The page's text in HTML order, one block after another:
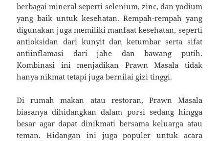
berbagai mineral seperti selenium, zinc, dan yodium
yang baik untuk kesehatan. Rempah-rempah yang
digunakan juga memiliki manfaat kesehatan, seperti
antioksidan dari kunyit dan ketumbar serta sifat
antiinflamasi dari jahe dan bawang putih.
Kombinasi ini menjadikan Prawn Masala tidak
hanya nikmat tetapi juga bernilai gizi tinggi.
Di rumah makan atau restoran, Prawn Masala
biasanya dihidangkan dalam porsi sedang hingga
besar agar dapat dinikmati bersama keluarga atau
teman. Hidangan ini juga populer untuk acara